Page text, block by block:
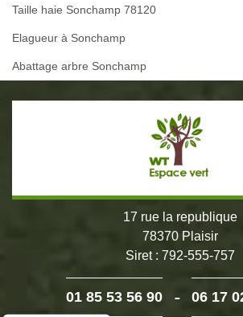
Taille haie Sonchamp 78120
Elagueur à Sonchamp
Abattage arbre Sonchamp
17 rue la republique
78370 Plaisir
Siret : 792-555-757
01 85 53 56 90 - 06 17